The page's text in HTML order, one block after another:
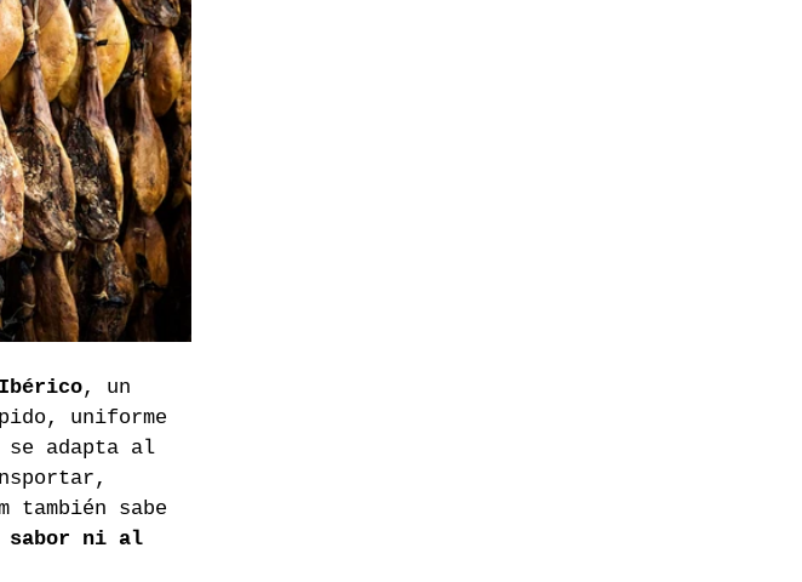
, un
uniforme
se adapta al
también sabe
sabor ni al